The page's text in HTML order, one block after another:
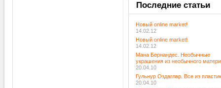
Последниестатьи
Новый online market!
14.02.12
Новый online market!
14.02.12
Мана Бернандес. Необычные
украшения из необычного
20.04.10
Гульнур Оздаглар. Все из
20.04.10